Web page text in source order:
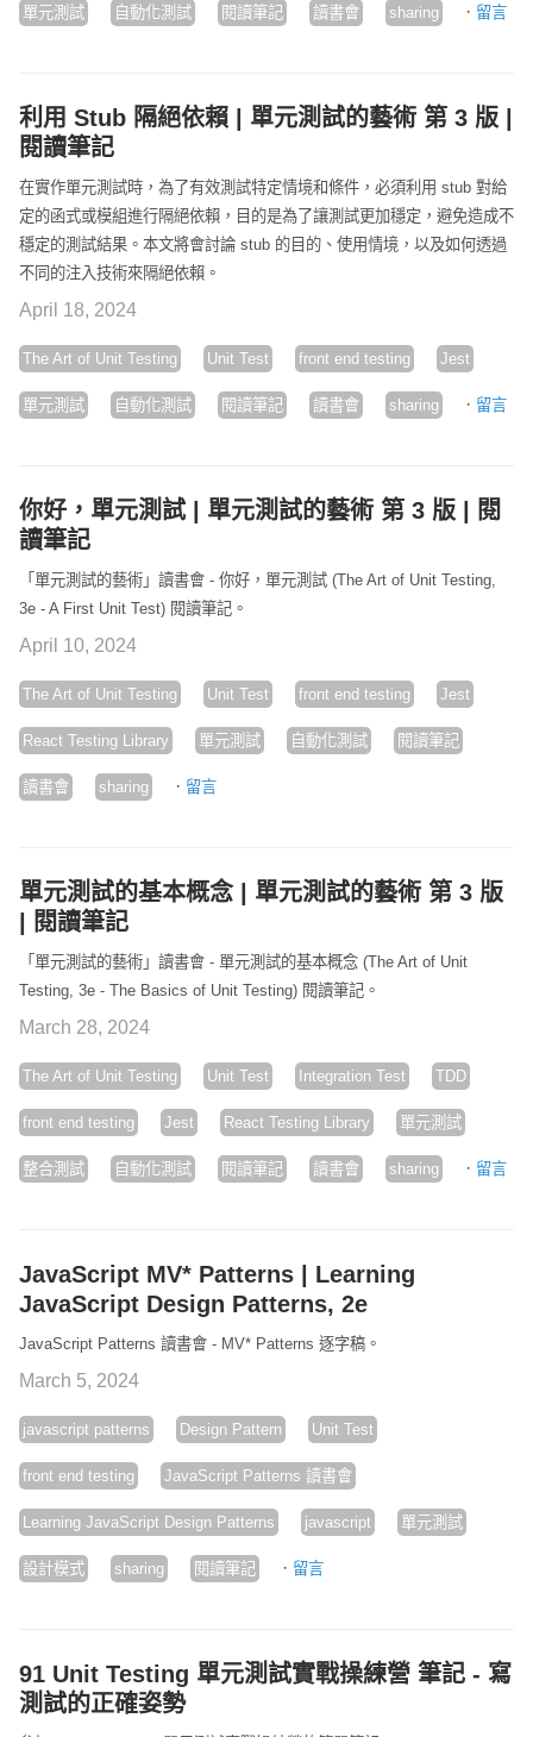
單元測試 自動化測試 閱讀筆記 讀書會 sharing · 留言
利用 Stub 隔絕依賴 | 單元測試的藝術 第 3 版 |
閱讀筆記
在實作單元測試時，為了有效測試特定情境和條件，必須利用 stub 對給
定的函式或模組進行隔絕依賴，目的是為了讓測試更加穩定，避免造成不
穩定的測試結果。本文將會討論 stub 的目的、使用情境，以及如何透過
不同的注入技術來隔絕依賴。
April 18, 2024
The Art of Unit Testing Unit Test front end testing Jest
單元測試 自動化測試 閱讀筆記 讀書會 sharing · 留言
你好，單元測試 | 單元測試的藝術 第 3 版 | 閱
讀筆記
「單元測試的藝術」讀書會 - 你好，單元測試 (The Art of Unit Testing,
3e - A First Unit Test) 閱讀筆記。
April 10, 2024
The Art of Unit Testing Unit Test front end testing Jest
React Testing Library 單元測試 自動化測試 閱讀筆記
讀書會 sharing · 留言
單元測試的基本概念 | 單元測試的藝術 第 3 版
| 閱讀筆記
「單元測試的藝術」讀書會 - 單元測試的基本概念 (The Art of Unit
Testing, 3e - The Basics of Unit Testing) 閱讀筆記。
March 28, 2024
The Art of Unit Testing Unit Test Integration Test TDD
front end testing Jest React Testing Library 單元測試
整合測試 自動化測試 閱讀筆記 讀書會 sharing · 留言
JavaScript MV* Patterns | Learning
JavaScript Design Patterns, 2e
JavaScript Patterns 讀書會 - MV* Patterns 逐字稿。
March 5, 2024
javascript patterns Design Pattern Unit Test
front end testing JavaScript Patterns 讀書會
Learning JavaScript Design Patterns javascript 單元測試
設計模式 sharing 閱讀筆記 · 留言
91 Unit Testing 單元測試實戰操練營 筆記 - 寫
測試的正確姿勢